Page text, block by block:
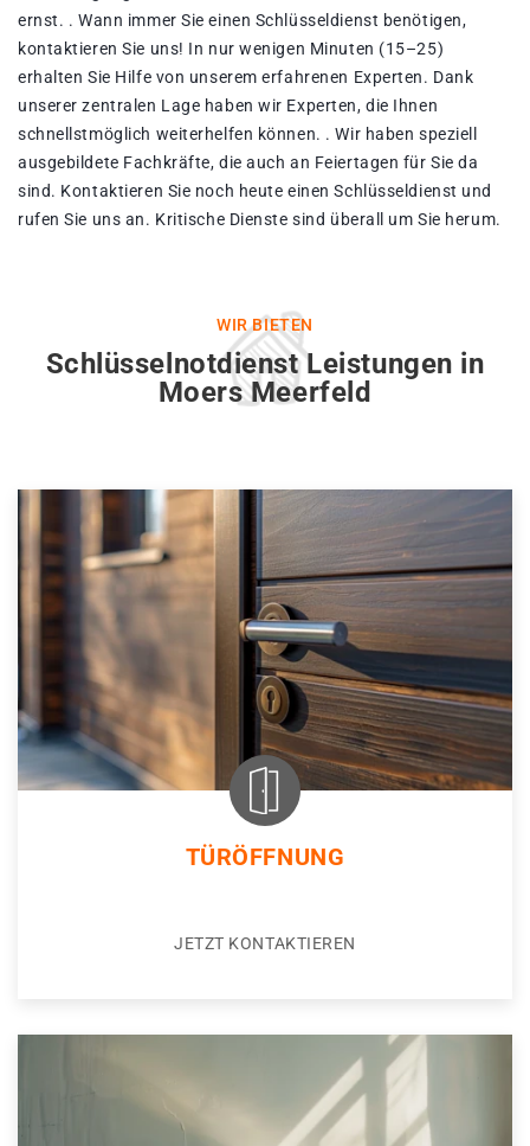
ernst. . Wann immer Sie einen Schlüsseldienst benötigen,
kontaktieren Sie uns! In nur wenigen Minuten (15–25)
erhalten Sie Hilfe von unserem erfahrenen Experten. Dank
unserer zentralen Lage haben wir Experten, die Ihnen
schnellstmöglich weiterhelfen können. . Wir haben speziell
ausgebildete Fachkräfte, die auch an Feiertagen für Sie da
sind. Kontaktieren Sie noch heute einen Schlüsseldienst und
rufen Sie uns an. Kritische Dienste sind überall um Sie herum.
WIR BIETEN
Schlüsselnotdienst Leistungen in
Moers Meerfeld
TÜRÖFFNUNG
JETZT KONTAKTIEREN